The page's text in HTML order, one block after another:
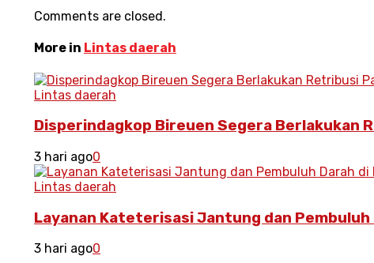
Comments are closed.
More in Lintas daerah
Lintas daerah
Disperindagkop Bireuen Segera Berlakukan
3 hari ago0
Lintas daerah
Layanan Kateterisasi Jantung dan Pembuluh
3 hari ago0